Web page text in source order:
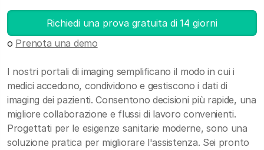
Richiedi una prova gratuita di 14 giorni
o Prenota una demo
I nostri portali di imaging semplificano il modo in cui i
medici accedono, condividono e gestiscono i dati di
imaging dei pazienti. Consentono decisioni più rapide, una
migliore collaborazione e flussi di lavoro convenienti.
Progettati per le esigenze sanitarie moderne, sono una
soluzione pratica per migliorare l'assistenza. Sei pronto